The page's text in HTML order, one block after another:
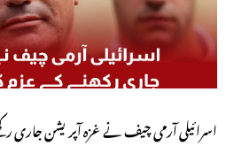
اسرائیلی آرمی چیف نے غزہ آپریشن جاری